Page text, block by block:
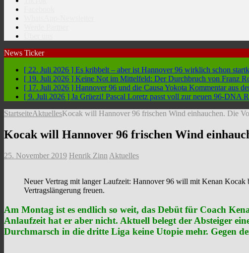
News Ticker
[ 22. Juli 2026 ] Es kribbelt – aber ist Hannover 96 wirklich schon
[ 19. Juli 2026 ] Keine Not im Mittelfeld: Der Durchbruch von Franz
[ 17. Juli 2026 ] Hannover 96 und die Causa Yokota Kommentar aus
[ 9. Juli 2026 ] Ja Grüezi! Pascal Loretz passt voll zur neuen 96-DNA
StartseiteAktuellesKocak will Hannover 96 frischen Wind einhauchen. Die
Kocak will Hannover 96 frischen Wind
25. November 2019 Henrik Zinn Aktuelles
Neuer Vertrag mit langer Laufzeit: Hannover 96 will mit Kenan
Vertragslängerung freuen.
Am Montag ist es endlich so weit, das Debüt für Coach
Anlaufzeit hat er aber nicht. Aktuell belegt der Absteiger
Durchmarsch in die dritte Liga keine Utopie mehr. Gegen